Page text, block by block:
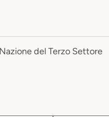
del Terzo Settore